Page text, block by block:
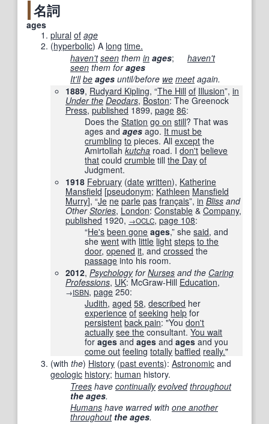
名詞
ages
plural of age
(hyperbolic) A long time.
haven't seen them in ages; haven't
seen them forages
It'll be ages until/before we meetagain.
1889, Rudyard Kipling, “The Hill of Illusion”, in
Under the Deodars, Boston: The Greenock
Press, published 1899, page 86:
Does theStation go on still? That was
ages andages ago. It must be
crumbling to pieces. Allexcept the
Amirtollahkutcha road. Idon't believe
that couldcrumble tillthe Day of
Judgment.
1918 February (date written), Katherine
Mansfield [pseudonym; Kathleen Mansfield
Murry], “Je ne parle pas français”, in Bliss and
OtherStories, London: Constable & Company,
published 1920, →OCLC, page 108:
“He's been gone ages,” shesaid, and
shewent with little light steps to the
door,opened it, andcrossed the
passage into his room.
2012, PsychologyforNurses and the Caring
Professions, UK: McGraw-Hill Education,
→ISBN, page 250:
Judith,aged 58,described her
experience of seeking help for
persistent back pain: "Youdon't
actually see the consultant.You wait
forages andages andages and you
come out feeling totally baffled really."
(with the) History (past events): Astronomic and
geologic history; human history.
Trees have continually evolved throughout
the ages.
Humans have warred with one another
throughout the ages.